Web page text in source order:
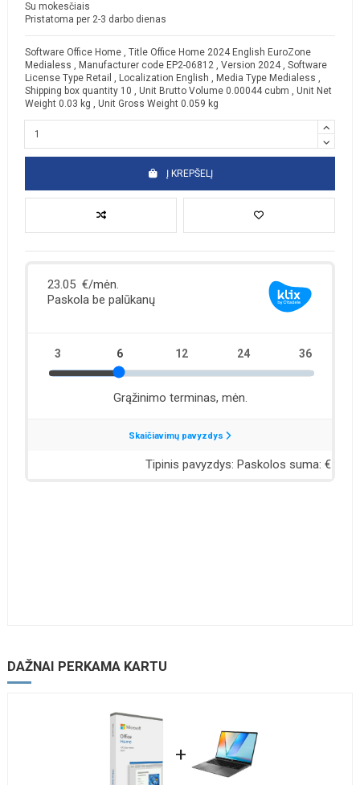
Su mokesčiais
Pristatoma per 2-3 darbo dienas
Software Office Home , Title Office Home 2024 English EuroZone
Medialess , Manufacturer code EP2-06812 , Version 2024 , Software
License Type Retail , Localization English , Media Type Medialess ,
Shipping box quantity 10 , Unit Brutto Volume 0.00044 cubm , Unit Net
Weight 0.03 kg , Unit Gross Weight 0.059 kg
Į KREPŠELĮ
DAŽNAI PERKAMA KARTU
+